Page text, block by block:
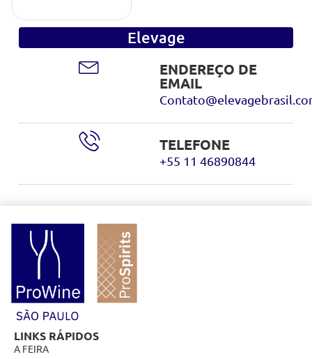
Elevage
ENDEREÇO DE
EMAIL
TELEFONE
+55 11 46890844
LINKS RÁPIDOS
A FEIRA